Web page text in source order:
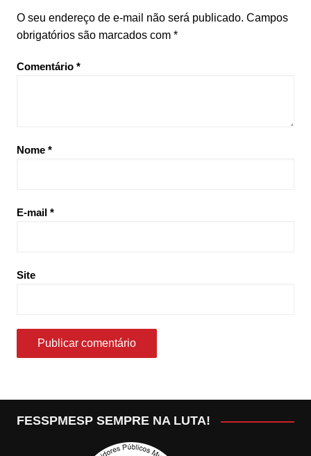
O seu endereço de e-mail não será publicado. Campos
obrigatórios são marcados com *
Comentário *
Nome *
E-mail *
Site
FESSPMESP SEMPRE NA LUTA!